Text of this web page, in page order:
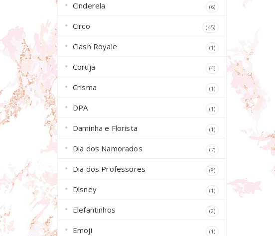
Cinderela (6)
Circo (45)
Clash Royale (1)
Coruja (4)
Crisma (1)
DPA (1)
Daminha e Florista (1)
Dia dos Namorados (7)
Dia dos Professores (8)
Disney (1)
Elefantinhos (2)
Emoji (1)